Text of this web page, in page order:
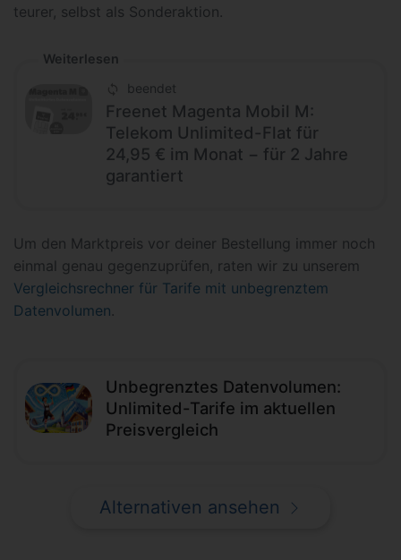
teurer, selbst als Sonderaktion.
Weiterlesen
beendet
Freenet Magenta Mobil M:
Telekom Unlimited-Flat für
24,95 € im Monat − für 2 Jahre
garantiert
Um den Marktpreis vor deiner Bestellung immer noch
einmal genau gegenzuprüfen, raten wir zu unserem
Vergleichsrechner für Tarife mit unbegrenztem
Datenvolumen.
Unbegrenztes Datenvolumen:
Unlimited-Tarife im aktuellen
Preisvergleich
Alternativen ansehen